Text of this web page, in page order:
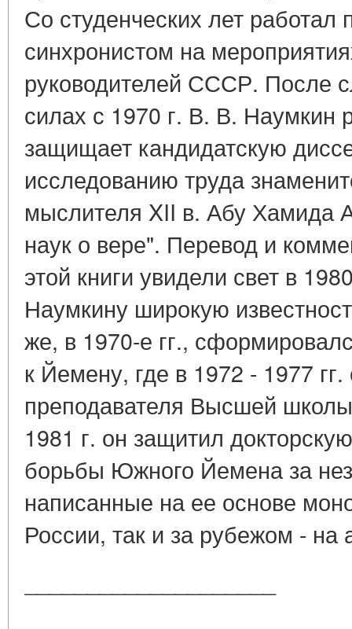
Со студенческих лет работал
синхронистом на
руководителей СССР. После
силах с 1970 г. В. В. Наумкин
защищает кандидатскую
исследованию труда
мыслителя XII в. Абу Хамида
наук о вере". Перевод и
этой книги увидели свет в
Наумкину широкую
же, в 1970-е гг.,
к Йемену, где в 1972 - 1977
преподавателя Высшей
1981 г. он защитил
борьбы Южного Йемена за
написанные на ее основе
России, так и за рубежом - на